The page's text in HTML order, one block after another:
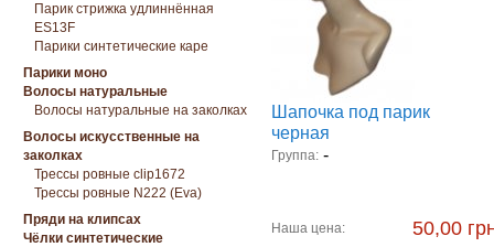
Парик стрижка удлиннённая
ES13F
Парики синтетические каре
Парики моно
Волосы натуральные
Волосы натуральные на заколках
Волосы искусственные на
заколках
Трессы ровные clip1672
Трессы ровные N222 (Eva)
Пряди на клипсах
Чёлки синтетические
Шапочка под парик
черная
Группа: -
Наша цена: 50,00